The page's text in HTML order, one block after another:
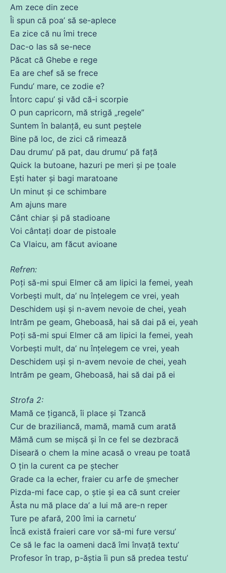
Am zece din zece
Îi spun că poa’ să se-aplece
Ea zice că nu îmi trece
Dac-o las să se-nece
Păcat că Ghebe e rege
Ea are chef să se frece
Fundu’ mare, ce zodie e?
Întorc capu’ și văd că-i scorpie
O pun capricorn, mă strigă „regele”
Suntem în balanță, eu sunt peștele
Bine pă loc, de zici că rimează
Dau drumu’ pă pat, dau drumu’ pă față
Quick la butoane, hazuri pe meri și pe țoale
Ești hater și bagi maratoane
Un minut și ce schimbare
Am ajuns mare
Cânt chiar și pă stadioane
Voi cântați doar de pistoale
Ca Vlaicu, am făcut avioane
Refren:
Poți să-mi spui Elmer că am lipici la femei, yeah
Vorbești mult, da’ nu înțelegem ce vrei, yeah
Deschidem uși și n-avem nevoie de chei, yeah
Intrăm pe geam, Gheboasă, hai să dai pă ei, yeah
Poți să-mi spui Elmer că am lipici la femei, yeah
Vorbești mult, da’ nu înțelegem ce vrei, yeah
Deschidem uși și n-avem nevoie de chei, yeah
Intrăm pe geam, Gheboasă, hai să dai pă ei
Strofa 2:
Mamă ce țigancă, îi place și Tzancă
Cur de braziliancă, mamă, mamă cum arată
Mămă cum se mișcă și în ce fel se dezbracă
Diseară o chem la mine acasă o vreau pe toată
O țin la curent ca pe ștecher
Grade ca la echer, fraier cu arfe de șmecher
Pizda-mi face cap, o știe și ea că sunt creier
Ăsta nu mă place da’ a lui mă are-n reper
Ture pe afară, 200 îmi ia carnetu’
Încă există fraieri care vor să-mi fure versu’
Ce să le fac la oameni dacă îmi învață textu’
Profesor în trap, p-ăștia îi pun să predea testu’